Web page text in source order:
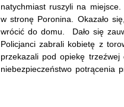
natychmiast ruszyli na
w stronę Poronina. Okazało
wrócić do domu. Dało się
Policjanci zabrali kobietę z
przekazali pod opiekę trzeźwej
niebezpieczeństwo potrącenia